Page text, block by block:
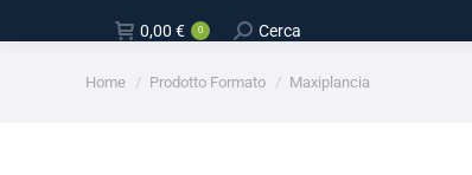
0,00 € 0 Cerca
Tu sei qui:
Home Prodotto Formato Maxiplancia